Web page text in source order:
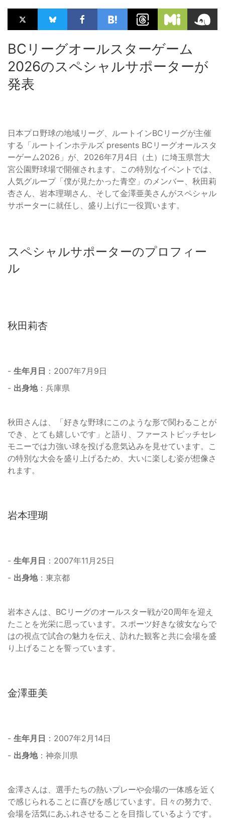
BCリーグオールスターゲーム
2026のスペシャルサポーターが
発表
日本プロ野球の地域リーグ、ルートインBCリーグが主催
する「ルートインホテルズ presents BCリーグオールスタ
ーゲーム2026」が、2026年7月4日（土）に埼玉県営大
宮公園野球場で開催されます。この特別なイベントでは、
人気グループ「僕が見たかった青空」のメンバー、秋田莉
杏さん、岩本理瑚さん、そして金澤亜美さんがスペシャル
サポーターに就任し、盛り上げに一役買います。
スペシャルサポーターのプロフィー
ル
秋田莉杏
- 生年月日 ：2007年7月9日
- 出身地：兵庫県
秋田さんは、「好きな野球にこのような形で関わることが
でき、とても嬉しいです」と語り、ファーストピッチセレ
モニーでは力強い球を投げる意気込みを見せています。こ
の特別な大会を盛り上げるため、大いに楽しむ姿が想像さ
れます。
岩本理瑚
- 生年月日 ：2007年11月25日
- 出身地：東京都
岩本さんは、BCリーグのオールスター戦が20周年を迎え
たことを光栄に思っています。スポーツ好きな彼女ならで
はの視点で試合の魅力を伝え、訪れた観客と共に会場を盛
り上げることを誓っています。
金澤亜美
- 生年月日 ：2007年2月14日
- 出身地：神奈川県
金澤さんは、選手たちの熱いプレーや会場の一体感を近く
で感じられることに喜びを感じています。日々の努力で、
会場を活気にあふれさせることを目指しているようです。